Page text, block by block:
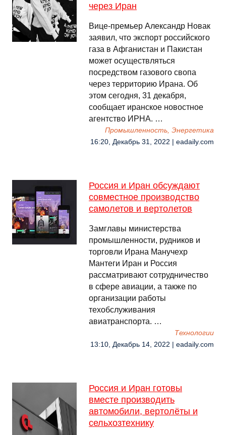
через Иран
Вице-премьер Александр Новак
заявил, что экспорт российского
газа в Афганистан и Пакистан
может осуществляться
посредством газового свопа
через территорию Ирана. Об
этом сегодня, 31 декабря,
сообщает иранское новостное
агентство ИРНА. …
Промышленность, Энергетика
16:20, Декабрь 31, 2022 | eadaily.com
Россия и Иран обсуждают
совместное производство
самолетов и вертолетов
Замглавы министерства
промышленности, рудников и
торговли Ирана Манучехр
Мантеги Иран и Россия
рассматривают сотрудничество
в сфере авиации, а также по
организации работы
техобслуживания
авиатранспорта. …
Технологии
13:10, Декабрь 14, 2022 | eadaily.com
Россия и Иран готовы
вместе производить
автомобили, вертолёты и
сельхозтехнику